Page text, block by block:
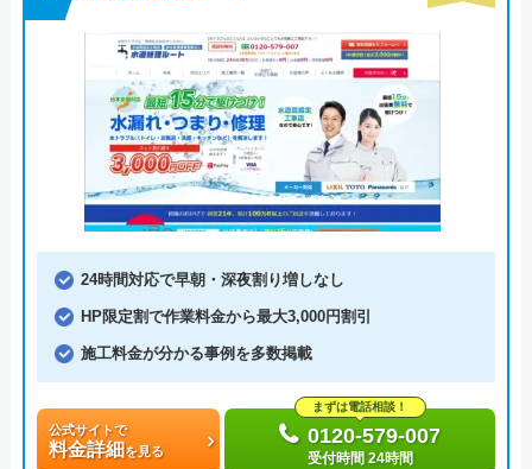
24時間対応で早朝・深夜割り増しなし
HP限定割で作業料金から最大3,000円割引
施工料金が分かる事例を多数掲載
公式サイトで
料金詳細を見る
まずは電話相談！
0120-579-007
受付時間 24時間